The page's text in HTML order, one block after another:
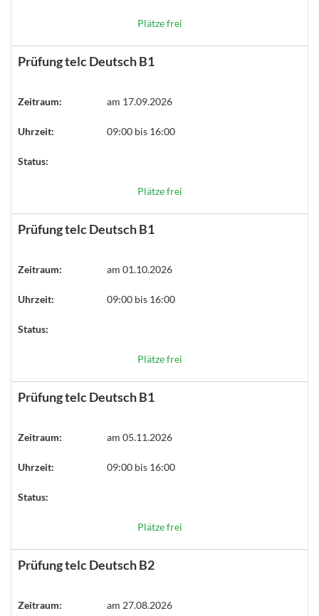
Plätze frei
Prüfung telc Deutsch B1
Zeitraum: am 17.09.2026
Uhrzeit: 09:00 bis 16:00
Status:
Plätze frei
Prüfung telc Deutsch B1
Zeitraum: am 01.10.2026
Uhrzeit: 09:00 bis 16:00
Status:
Plätze frei
Prüfung telc Deutsch B1
Zeitraum: am 05.11.2026
Uhrzeit: 09:00 bis 16:00
Status:
Plätze frei
Prüfung telc Deutsch B2
Zeitraum: am 27.08.2026